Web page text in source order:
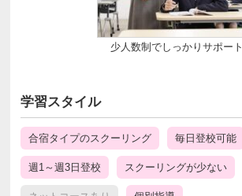
少人数制でしっかりサポート
学習スタイル
合宿タイプのスクーリング 毎日登校可能
週1～週3日登校 スクーリングが少ない